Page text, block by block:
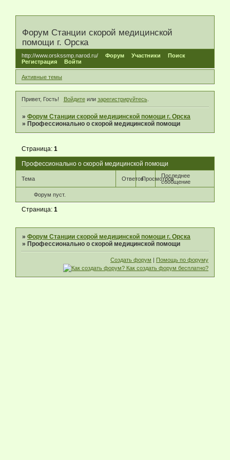
Форум Станции скорой медицинской
помощи г. Орска
http://www.orskssmp.narod.ru/ Форум Участники
Поиск
Регистрация
Войти
Активные темы
Привет, Гость! Войдитеили зарегистрируйтесь.
»Форум Станции скорой медицинской помощи г. Орска
» Профессионально о скорой медицинской помощи
Профессионально о скорой медицинской помощи
Страница:1
Тема ОтветовПросмотровПоследнее
сообщение
Форум пуст.
Страница:1
»Форум Станции скорой медицинской помощи г. Орска
»Профессионально о скорой медицинской помощи
Создать форум | Помощь по форуму